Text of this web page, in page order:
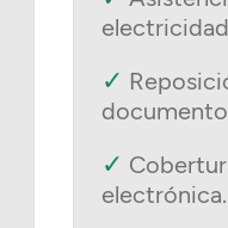
electricidad.
✓
✓
electrónica.